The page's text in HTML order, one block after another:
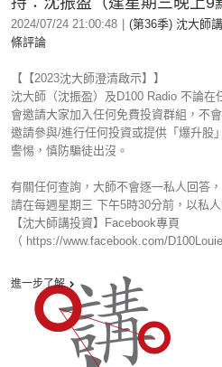
2024/07/24 21:00:48 (第36季) 沈大師
條評論
【【2023沈大師澄清啟示】】
沈大師（沈振盈）及D100 Radio 不論
會邀請大家加入任何免費投資群組，不
邀請參與/進行任何投資或提供「爆升股
警惕，慎防騙徒出沒。
有關任何查詢，大師不會逐一私人回答，
請在每週星期三 下午5時30分前，以私
【沈大師講投資】Facebook專頁
（ https://www.facebook.com/
進一步了解